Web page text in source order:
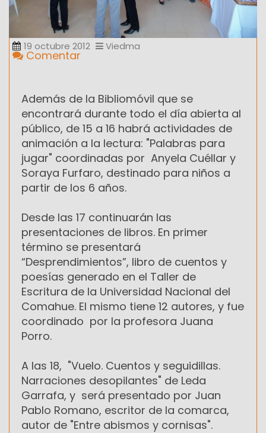
19 octubre 2012 Viedma
Comentar
Además de la Bibliomóvil que se
encontrará durante todo el día abierta al
público, de 15 a 16 habrá actividades de
animación a la lectura: "Palabras para
jugar" coordinadas por Anyela Cuéllar y
Soraya Furfaro, destinado para niños a
partir de los 6 años.
Desde las 17 continuarán las
presentaciones de libros. En primer
término se presentará
“Desprendimientos”, libro de cuentos y
poesías generado en el Taller de
Escritura de la Universidad Nacional del
Comahue. El mismo tiene 12 autores, y fue
coordinado por la profesora Juana
Porro.
A las 18, "Vuelo. Cuentos y seguidillas.
Narraciones desopilantes" de Leda
Garrafa, y será presentado por Juan
Pablo Romano, escritor de la comarca,
autor de "Entre abismos y cornisas".